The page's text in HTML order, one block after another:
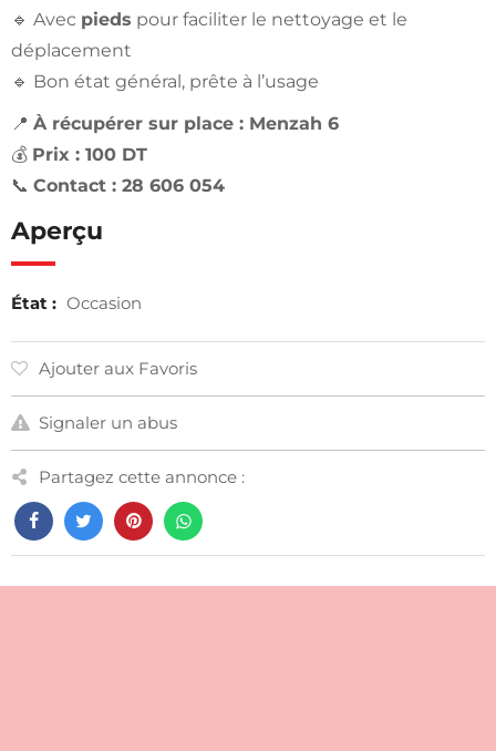
🔹 Avec pieds pour faciliter le nettoyage et le
déplacement
🔹 Bon état général, prête à l’usage
📍 À récupérer sur place : Menzah 6
💰 Prix : 100 DT
📞 Contact : 28 606 054
Aperçu
État : Occasion
Ajouter aux Favoris
Signaler un abus
Partagez cette annonce :